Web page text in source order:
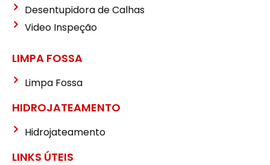
Desentupidora de Calhas
Video Inspeção
LIMPA FOSSA
Limpa Fossa
HIDROJATEAMENTO
Hidrojateamento
LINKS ÚTEIS